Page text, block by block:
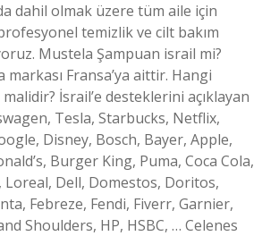
dahil olmak üzere tüm aile için
temizlik ve cilt bakım
Mustela Şampuan israil mi?
markası Fransa’ya aittir. Hangi
İsrail’e desteklerini açıklayan
Tesla, Starbucks, Netflix,
Disney, Bosch, Bayer, Apple,
Burger King, Puma, Coca Cola,
Dell, Domestos, Doritos,
Febreze, Fendi, Fiverr, Garnier,
Shoulders, HP, HSBC, … Celenes